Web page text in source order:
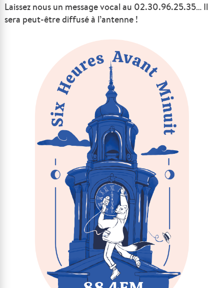
Laissez nous un message vocal au 02.30.96.25.35… Il
sera peut-être diffusé à l’antenne !